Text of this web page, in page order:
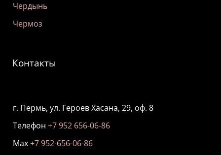
Чердынь
Чермоз
Контакты
г. Пермь, ул. Героев Хасана, 29, оф. 8
Телефон +7 952 656-06-86
Мах+7 952-656-06-86